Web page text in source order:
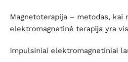
Magnetoterapija – metodas,
elektromagnetinė terapija yra
Impulsiniai elektromagnetiniai